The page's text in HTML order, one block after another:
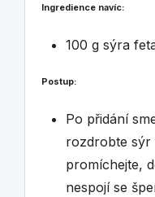
Ingredience navíc:
100 g sýra
Postup:
Po přidání
rozdrobte sýr
promíchejte,
nespojí se